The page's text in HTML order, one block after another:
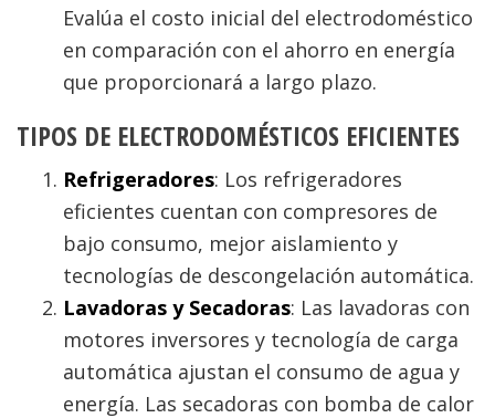
Evalúa el costo inicial del electrodoméstico
en comparación con el ahorro en energía
que proporcionará a largo plazo.
TIPOS DE ELECTRODOMÉSTICOS EFICIENTES
Refrigeradores: Los refrigeradores
eficientes cuentan con compresores de
bajo consumo, mejor aislamiento y
tecnologías de descongelación automática.
Lavadoras y Secadoras: Las lavadoras con
motores inversores y tecnología de carga
automática ajustan el consumo de agua y
energía. Las secadoras con bomba de calor